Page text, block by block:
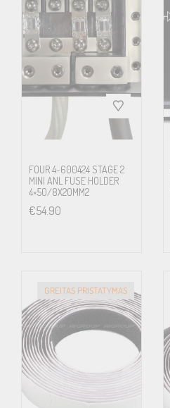
FOUR 4-600424 STAGE 2
MINI ANL FUSE HOLDER
4×50/8X20MM2
€54.90
GREITAS PRISTATYMAS